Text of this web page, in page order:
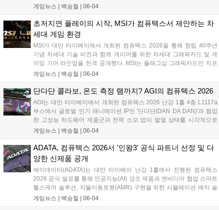
RGB' 시리즈를 대거 공개했다. 지스킬은 난강 1홀 메인 부스에 '익스트
위한 메모리 오버클럭 대회를 진행했다. 브랜드의 오버클럭 기술 제고
방향성을 보여주는 이번 전시에서는 고사양 게임 환경과 극한의 연산 환
경을 겨냥한 다채로운 튜닝 PC 및 고성능 메모리가 구동되는 모습이 실
시간으로 시연됐다....
게임뉴스 | 백승철 06-04
초저지연 플레이의 시작, MSI가 컴퓨텍스서 제안하는 차
세대 게임 환경
MSI가 대만 타이베이에서 개최된 컴퓨텍스 2026을 통해 창립 40주년
기념 차세대 기술 비전과 함께 게이머를 위한 차세대 그래픽카드 및 게
이밍 기어 라인업을 전격 공개했다. MSI는 플래그십 그래픽카드인 지포
스 RTX 5090 32G 라이트닝 Z를 비롯해 초저지연 입력 환경을 지원하는
WiFi 7 게이밍 라우터 등을 선보이며 게임 플레이 환경 최적화를 위한 풀
스택 통합 역량을 입증했다....
게임뉴스 | 백승철 06-04
단다단 콜라보, 온도 측정 램까지? AGI의 컴퓨텍스 2026
AGI는 대만 타이베이에서 개최된 컴퓨텍스 2026 난강 1홀 4층 L1117a
부스에서 글로벌 인기 애니메이션 IP인 '단다단(DAN DA DAN)'과 협업
한 고성능 하드웨어 제품군과 전력 소모 없이 발열 상태를 시각적으로
확인할 수 있는 '큐 시리즈 서모크로믹 테크' 색상 감지 방열판 기술을 공
SSD 라인업은 게이머들의 시스템 로딩 속도 단축 및 안정적인 발열 제
어 환경을 제공할 것으로 기대된다....
게임뉴스 | 백승철 06-04
ADATA, 컴퓨텍스 2026서 '인왕3' 공식 파트너 선정 및 다
양한 신제품 공개
에이데이타(ADATA)는 대만 타이베이 난강 1홀에서 진행된 컴퓨텍스
2026 공식 발표를 통해 인공지능(AI) 강조 제품과 엔비디아 협업 스마트
헬스케어 솔루션, 자율이동로봇(AMR) 구현을 위한 시뮬레이션 배치 솔
루션을 전시했다. 이와 함께 게이머를 위한 하드웨어 브랜드 XPG의 고
게임뉴스 | 백승철 06-04